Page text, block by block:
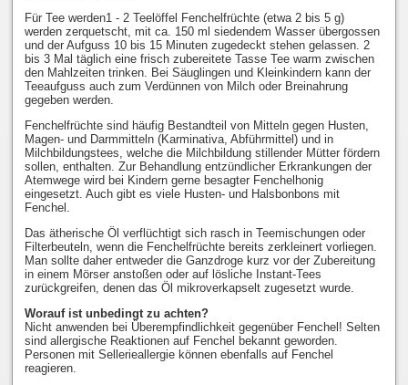
Für Tee werden1 - 2 Teelöffel Fenchelfrüchte (etwa 2 bis 5 g)
werden zerquetscht, mit ca. 150 ml siedendem Wasser übergossen
und der Aufguss 10 bis 15 Minuten zugedeckt stehen gelassen. 2
bis 3 Mal täglich eine frisch zubereitete Tasse Tee warm zwischen
den Mahlzeiten trinken. Bei Säuglingen und Kleinkindern kann der
Teeaufguss auch zum Verdünnen von Milch oder Breinahrung
gegeben werden.
Fenchelfrüchte sind häufig Bestandteil von Mitteln gegen Husten,
Magen- und Darmmitteln (Karminativa, Abführmittel) und in
Milchbildungstees, welche die Milchbildung stillender Mütter fördern
sollen, enthalten. Zur Behandlung entzündlicher Erkrankungen der
Atemwege wird bei Kindern gerne besagter Fenchelhonig
eingesetzt. Auch gibt es viele Husten- und Halsbonbons mit
Fenchel.
Das ätherische Öl verflüchtigt sich rasch in Teemischungen oder
Filterbeuteln, wenn die Fenchelfrüchte bereits zerkleinert vorliegen.
Man sollte daher entweder die Ganzdroge kurz vor der Zubereitung
in einem Mörser anstoßen oder auf lösliche Instant-Tees
zurückgreifen, denen das Öl mikroverkapselt zugesetzt wurde.
Worauf ist unbedingt zu achten?
Nicht anwenden bei Überempfindlichkeit gegenüber Fenchel! Selten
sind allergische Reaktionen auf Fenchel bekannt geworden.
Personen mit Sellerieallergie können ebenfalls auf Fenchel
reagieren.